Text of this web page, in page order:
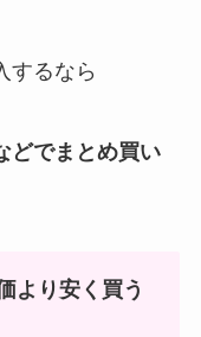
するなら
どでまとめ買い
より安く買う